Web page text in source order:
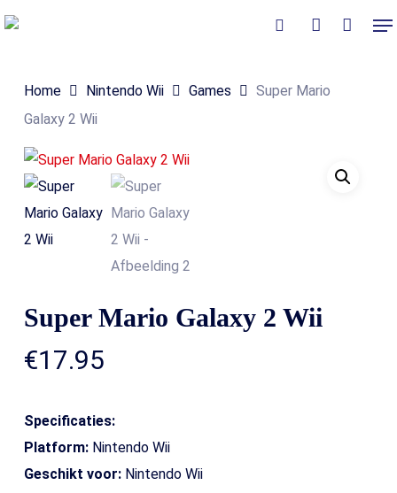
Skip
content
Home Nintendo Wii Games
Super Mario
Galaxy 2 Wii
Super Mario Galaxy 2 Wii
€17.95
Specificaties:
Platform:Nintendo Wii
Geschikt voor:Nintendo Wii